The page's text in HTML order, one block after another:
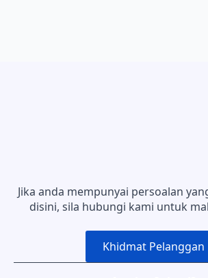
Jika anda mempunyai persoalan
disini, sila hubungi kami untuk
Khidmat Pelanggan